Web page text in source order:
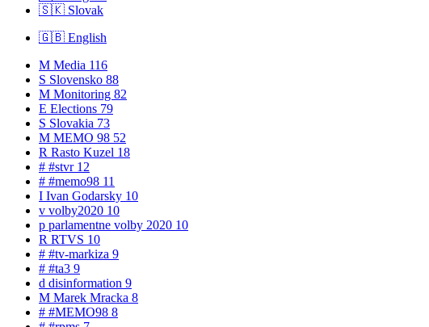
🇸🇰 Slovak
🇬🇧 English
M Media 116
S Slovensko 88
M Monitoring 82
E Elections 79
S Slovakia 73
M MEMO 98 52
R Rasto Kuzel 18
# #stvr 12
# #memo98 11
I Ivan Godarsky 10
v volby2020 10
p parlamentne volby 2020 10
R RTVS 10
# #tv-markiza 9
# #ta3 9
d disinformation 9
M Marek Mracka 8
# #MEMO98 8